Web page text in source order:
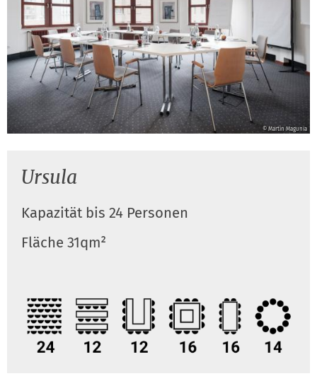
© Martin Magunia
Ursula
Kapazität bis 24 Personen
Fläche 31qm²